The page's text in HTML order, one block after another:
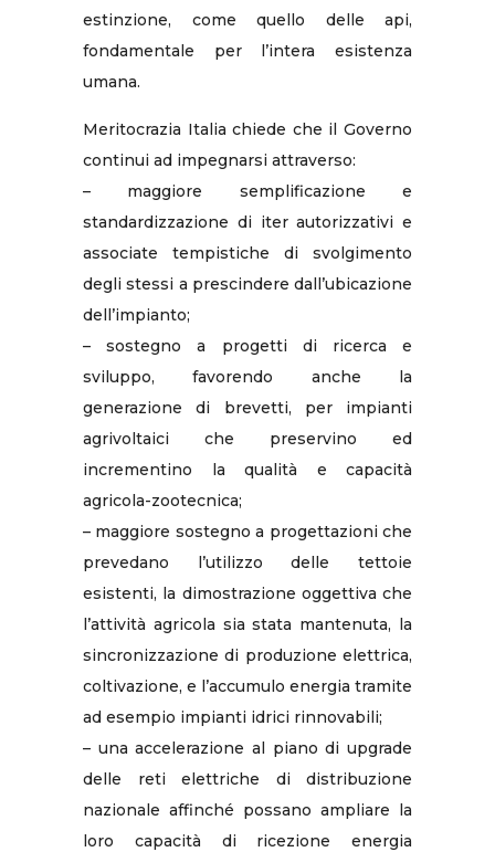
estinzione, come quello delle api,
fondamentale per l’intera esistenza
umana.
Meritocrazia Italia chiede che il Governo
continui ad impegnarsi attraverso:
– maggiore semplificazione e
standardizzazione di iter autorizzativi e
associate tempistiche di svolgimento
degli stessi a prescindere dall’ubicazione
dell’impianto;
– sostegno a progetti di ricerca e
sviluppo, favorendo anche la
generazione di brevetti, per impianti
agrivoltaici che preservino ed
incrementino la qualità e capacità
agricola-zootecnica;
– maggiore sostegno a progettazioni che
prevedano l’utilizzo delle tettoie
esistenti, la dimostrazione oggettiva che
l’attività agricola sia stata mantenuta, la
sincronizzazione di produzione elettrica,
coltivazione, e l’accumulo energia tramite
ad esempio impianti idrici rinnovabili;
– una accelerazione al piano di upgrade
delle reti elettriche di distribuzione
nazionale affinché possano ampliare la
loro capacità di ricezione energia